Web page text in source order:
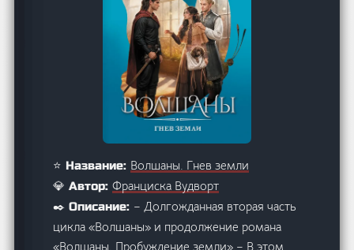
⭐ Название: Волшаны. Гнев земли
💎 Автор:Франциска Вудворт
✒️ Описание: – Долгожданная вторая часть
цикла «Волшаны» и продолжение романа
«Волшаны. Пробуждение земли».– В этом